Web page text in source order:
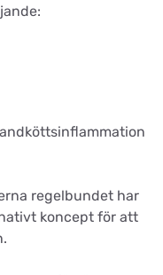
regelbundet har
koncept för att